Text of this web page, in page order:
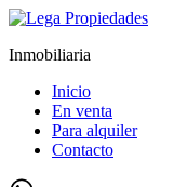
Inmobiliaria
Inicio
En venta
Para alquiler
Contacto